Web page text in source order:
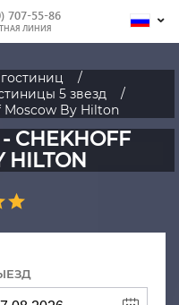
707-55-86
ЛИНИЯ
5 звезд
By Hilton
HILTON